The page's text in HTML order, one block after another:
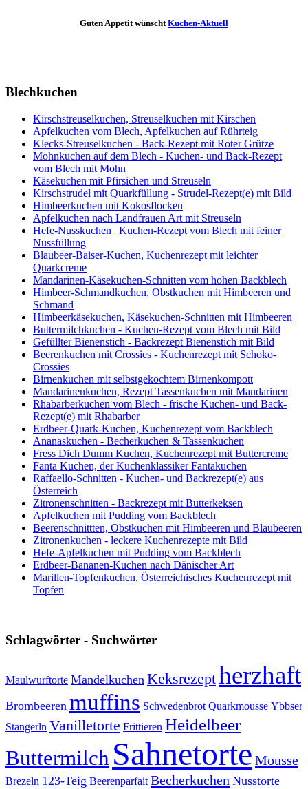
Guten Appetit wünscht Kuchen-Aktuell
Blechkuchen
Kirschstreuselkuchen, Streuselkuchen mit Kirschen
Apfelkuchen vom Blech, Apfelkuchen auf Rührteig
Klecks-Streuselkuchen - Back-Rezept mit Roter Grütze
Mohnkuchen auf dem Blech - Kuchen- und Back-Rezept
vom Blech mit Mohn
Käsekuchen mit Pfirsichen und Streuseln
Kirschstrudel mit Quarkfüllung - Strudel-Rezept(e) mit Bild
Himbeerkuchen mit Kokosflocken
Apfelkuchen nach Landfrauen Art mit Streuseln
Hefe-Nusskuchen | Kuchen-Rezept vom Blech mit feiner
Nussfüllung
Blaubeer-Baiser-Kuchen, Kuchenrezept mit leichter
Quarkcreme
Mandarinen-Käsekuchen-Schnitten vom hohen Backblech
Himbeer-Schmandkuchen, Obstkuchen mit Himbeeren und
Schmand
Himbeerkäsekuchen, Käsekuchen-Schnitten mit Himbeeren
Buttermilchkuchen - Kuchen-Rezept vom Blech mit Bild
Gefüllter Bienenstich - Backrezept Bienenstich mit Bild
Beerenkuchen mit Crossies - Kuchenrezept mit Schoko-
Crossies
Birnenkuchen mit selbstgekochtem Birnenkompott
Mandarinenkuchen, Rezept Tassenkuchen mit Mandarinen
Rhabarberkuchen vom Blech - frische Kuchen- und Back-
Rezept(e) mit Rhabarber
Erdbeer-Quark-Kuchen, Kuchenrezept vom Backblech
Ananaskuchen - Becherkuchen & Tassenkuchen
Fress Dich Dumm Kuchen, Kuchenrezept mit Buttercreme
Fanta Kuchen, der Kuchenklassiker Fantakuchen
Raffaello-Schnitten - Kuchen- und Backrezept(e) aus
Österreich
Zitronenschnitten - Backrezept mit Butterkeksen
Apfelkuchen mit Pudding vom Backblech
Beerenschnittten, Obstkuchen mit Himbeeren und Blaubeeren
Zitronenkuchen - leckere Kuchenrezepte mit Bild
Hefe-Apfelkuchen mit Pudding vom Backblech
Erdbeer-Bananen-Kuchen nach Dänischer Art
Marillen-Topfenkuchen, Österreichisches Kuchenrezept mit
Topfen
Schlagwörter - Suchwörter
Maulwurftorte Mandelkuchen Keksrezeptherzhaft
Brombeeren muffins Schwedenbrot Quarkmousse Ybbser
Stangerln Vanilletorte Frittieren Heidelbeer
Buttermilch Sahnetorte Mousse
Brezeln 123-Teig Beerenparfait Becherkuchen Nusstorte